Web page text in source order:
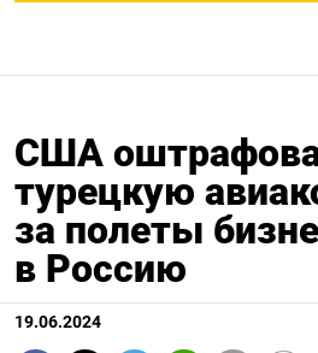
США
турецкую
за полеты
в Россию
19.06.2024